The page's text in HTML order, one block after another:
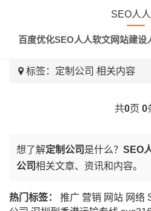
SEO人
百度优化SEO人人软文网站建设
标签： 定制公司 相关内容
共0页 0
想了解定制公司 是什么？ SEO
公司相关文章、资讯和内容。
热门标签： 推广 营销 网站 网络